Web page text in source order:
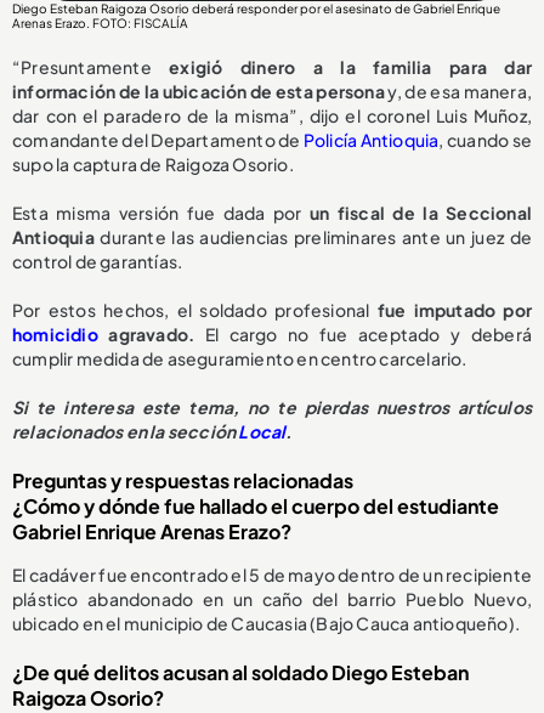
Diego Esteban Raigoza Osorio deberá responder por el asesinato de Gabriel Enrique
Arenas Erazo . FOTO: FISCALÍA
“Presuntamenteexigió dinero a la familia para dar
información de la ubicación de esta personay, de esa manera,
dar con el paradero de la misma”, dijo el coronel Luis Muñoz,
comandante del Departamento de Policía Antioquia, cuando se
supo la captura de Raigoza Osorio.
Esta misma versión fue dada por un fiscal de la Seccional
Antioquiadurante las audiencias preliminares ante un juez de
control de garantías.
Por estos hechos, el soldado profesional fue imputado por
homicidioagravado. El cargo no fue aceptado y deberá
cumplir medida de aseguramiento en centro carcelario.
Si te interesa este tema, no te pierdas nuestros artículos
relacionados en la secciónLocal.
Preguntas y respuestas relacionadas
¿Cómo y dónde fue hallado el cuerpo del estudiante
Gabriel Enrique Arenas Erazo?
El cadáver fue encontrado el 5 de mayo dentro de un recipiente
plástico abandonado en un caño del barrio Pueblo Nuevo,
ubicado en el municipio de Caucasia (Bajo Cauca antioqueño).
¿De qué delitos acusan al soldado Diego Esteban
Raigoza Osorio?